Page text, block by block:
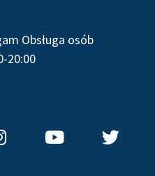
Obsługa osób
20:00
o w